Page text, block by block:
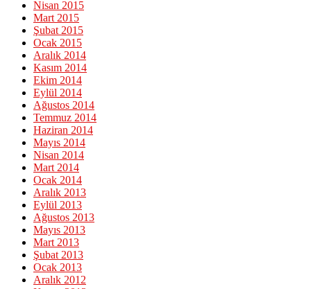
Nisan 2015
Mart 2015
Şubat 2015
Ocak 2015
Aralık 2014
Kasım 2014
Ekim 2014
Eylül 2014
Ağustos 2014
Temmuz 2014
Haziran 2014
Mayıs 2014
Nisan 2014
Mart 2014
Ocak 2014
Aralık 2013
Eylül 2013
Ağustos 2013
Mayıs 2013
Mart 2013
Şubat 2013
Ocak 2013
Aralık 2012